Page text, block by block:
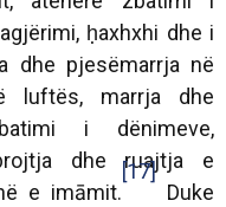
ḥaxhxhi dhe i
dhe pjesëmarrja në
luftës, marrja dhe
i dënimeve,
dhe ruajtja e
e imāmit.
[17]
Duke